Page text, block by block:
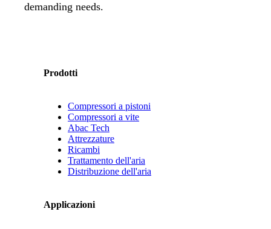
demanding needs.
Prodotti
Compressori a pistoni
Compressori a vite
Abac Tech
Attrezzature
Ricambi
Trattamento dell'aria
Distribuzione dell'aria
Applicazioni